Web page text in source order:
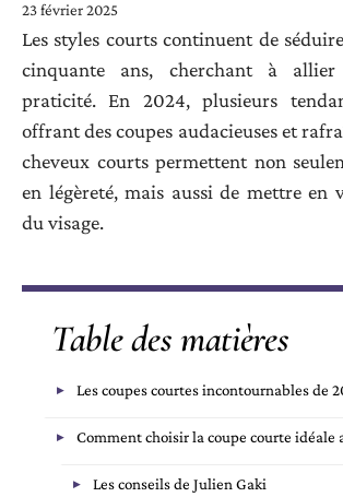
23 février 2025
Les styles courts continuent de
cinquante ans, cherchant à
praticité. En 2024, plusieurs
offrant des coupes audacieuses et
cheveux courts permettent non
en légèreté, mais aussi de mettre en
du visage.
Table des matières
Les coupes courtes incontournables de
Comment choisir la coupe courte idéale
Les conseils de Julien Gaki